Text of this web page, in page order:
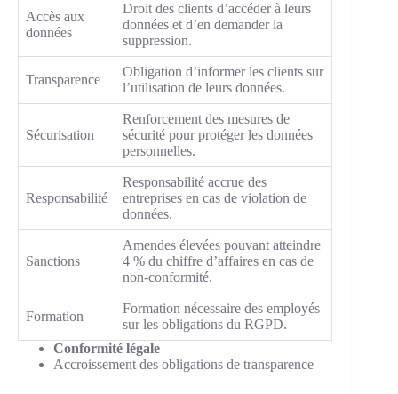
Accès aux
données
Droit des clients d’accéder à leurs
données et d’en demander la
suppression.
Transparence
Obligation d’informer les clients sur
l’utilisation de leurs données.
Sécurisation
Renforcement des mesures de
sécurité pour protéger les données
personnelles.
Responsabilité
Responsabilité accrue des
entreprises en cas de violation de
données.
Sanctions
Amendes élevées pouvant atteindre
4 % du chiffre d’affaires en cas de
non-conformité.
Formation
Formation nécessaire des employés
sur les obligations du RGPD.
Conformité légale
Accroissement des obligations de transparence